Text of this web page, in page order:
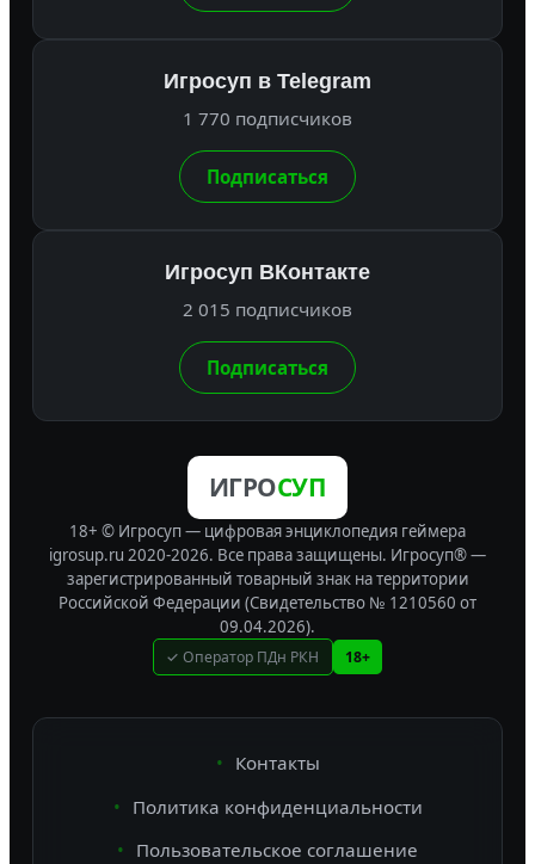
Игросуп в Telegram
1 770 подписчиков
Подписаться
Игросуп ВКонтакте
2 015 подписчиков
Подписаться
ИГРОСУП
18+ © Игросуп — цифровая энциклопедия геймера
igrosup.ru 2020-2026. Все права защищены. Игросуп® —
зарегистрированный товарный знак на территории
Российской Федерации (Свидетельство № 1210560 от
09.04.2026).
✓ Оператор ПДн РКН 18+
Контакты
Политика конфиденциальности
Пользовательское соглашение